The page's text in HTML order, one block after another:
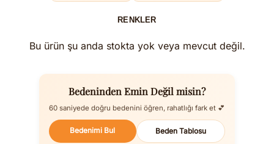
RENKLER
Bu ürün şu anda stokta yok veya mevcut değil.
Bedeninden Emin Değil misin?
60 saniyede doğru bedenini öğren, rahatlığı fark et 💕
Bedenimi Bul Beden Tablosu